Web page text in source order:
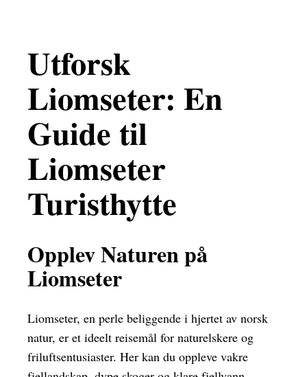
Utforsk
Liomseter: En
Guide til
Liomseter
Turisthytte
Opplev Naturen på
Liomseter
Liomseter, en perle beliggende i hjertet av norsk
natur, er et ideelt reisemål for naturelskere og
friluftsentusiaster. Her kan du oppleve vakre